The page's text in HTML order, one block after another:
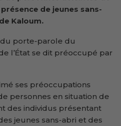
de jeunes sans-
Kaloum.
porte-parole du
l’État se dit préoccupé par
ses préoccupations
personnes en situation de
des individus présentant
jeunes sans-abri et des